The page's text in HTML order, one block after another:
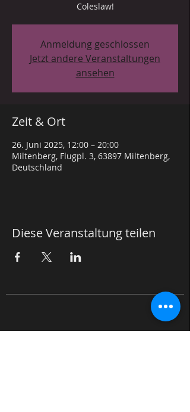
Coleslaw!
Anmeldung geschlossen
Jetzt andere Veranstaltungen
ansehen
Zeit & Ort
26. Juni 2025, 12:00 – 20:00
Miltenberg, Flugpl. 3, 63897 Miltenberg,
Deutschland
Diese Veranstaltung teilen